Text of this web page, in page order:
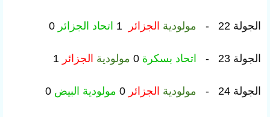
الجولة 22 - مولودية الجزائر 1 اتحاد الجزائر 0
الجولة 23 - اتحاد بسكرة 0 مولودية الجزائر 1
الجولة 24 - مولودية الجزائر 0 مولودية البيض 0